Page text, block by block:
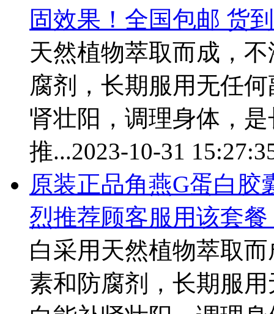
固效果！全国包邮 货
天然植物萃取而成，
腐剂，长期服用无任
肾壮阳，调理身体，
推...2023-10-31
原装正品角燕G蛋白胶
烈推荐顾客服用该套
白采用天然植物萃取
素和防腐剂，长期服